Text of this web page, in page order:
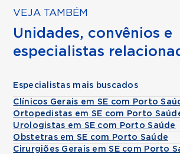
VEJA TAMBÉM
Unidades, convênios e
especialistas
Especialistas mais buscados
Clínicos Gerais em SE com Porto
Ortopedistas em SE com Porto
Urologistas em SE com Porto Saúde
Obstetras em SE com Porto Saúde
Cirurgiões Gerais em SE com Porto